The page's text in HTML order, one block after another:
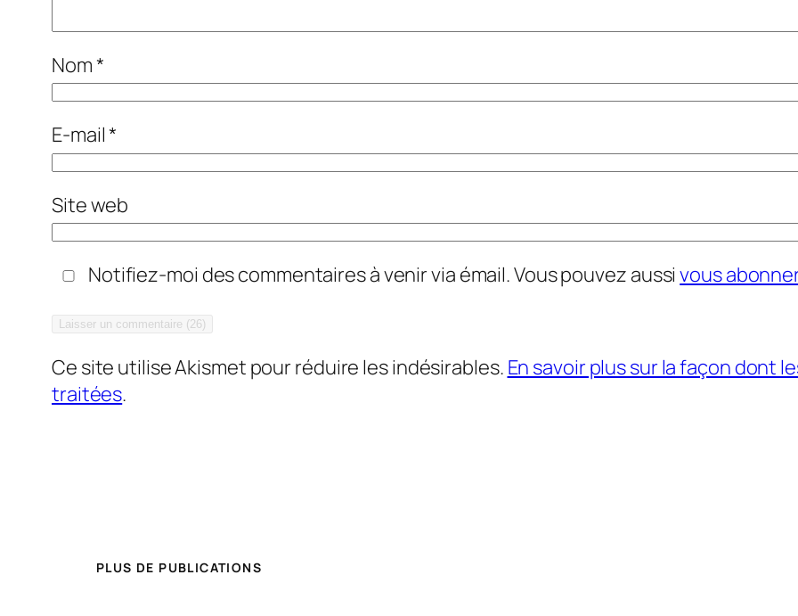
Nom*
E-mail*
Site web
Notifiez-moi des commentaires à venir via émail. Vous pouvez aussivous
Ce site utilise Akismet pour réduire les indésirables. En savoir plus sur la façon dont
traitées.
PLUS DE PUBLICATIONS